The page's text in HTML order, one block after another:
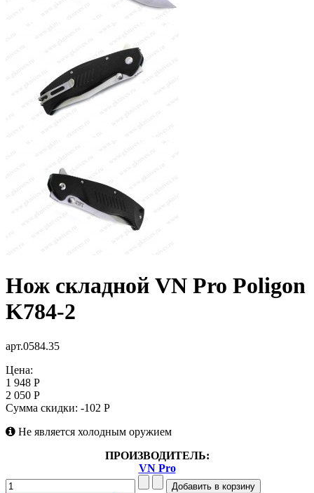
Нож складной VN Pro Poligon
K784-2
арт.0584.35
Цена:
1 948 Р
2 050 Р
Сумма скидки: -102 Р
Не является холодным оружием
ПРОИЗВОДИТЕЛЬ:
VN Pro